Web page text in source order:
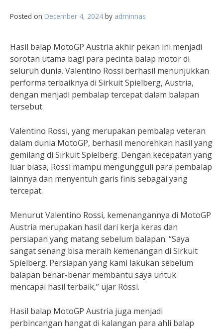
Posted on December 4, 2024 by adminnas
Hasil balap MotoGP Austria akhir pekan ini menjadi
sorotan utama bagi para pecinta balap motor di
seluruh dunia. Valentino Rossi berhasil menunjukkan
performa terbaiknya di Sirkuit Spielberg, Austria,
dengan menjadi pembalap tercepat dalam balapan
tersebut.
Valentino Rossi, yang merupakan pembalap veteran
dalam dunia MotoGP, berhasil menorehkan hasil yang
gemilang di Sirkuit Spielberg. Dengan kecepatan yang
luar biasa, Rossi mampu mengungguli para pembalap
lainnya dan menyentuh garis finis sebagai yang
tercepat.
Menurut Valentino Rossi, kemenangannya di MotoGP
Austria merupakan hasil dari kerja keras dan
persiapan yang matang sebelum balapan. “Saya
sangat senang bisa meraih kemenangan di Sirkuit
Spielberg. Persiapan yang kami lakukan sebelum
balapan benar-benar membantu saya untuk
mencapai hasil terbaik,” ujar Rossi.
Hasil balap MotoGP Austria juga menjadi
perbincangan hangat di kalangan para ahli balap